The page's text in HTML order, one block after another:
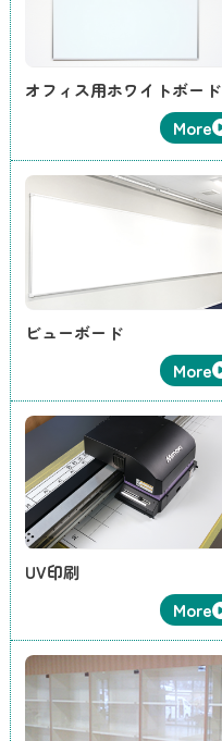
オフィス用ホワイトボード
More
ビューボード
More
UV印刷
More